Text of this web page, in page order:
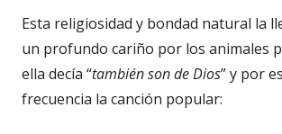
Esta religiosidad y bondad natural la
un profundo cariño por los animales
ella decía “también son de Dios” y por
frecuencia la canción popular: